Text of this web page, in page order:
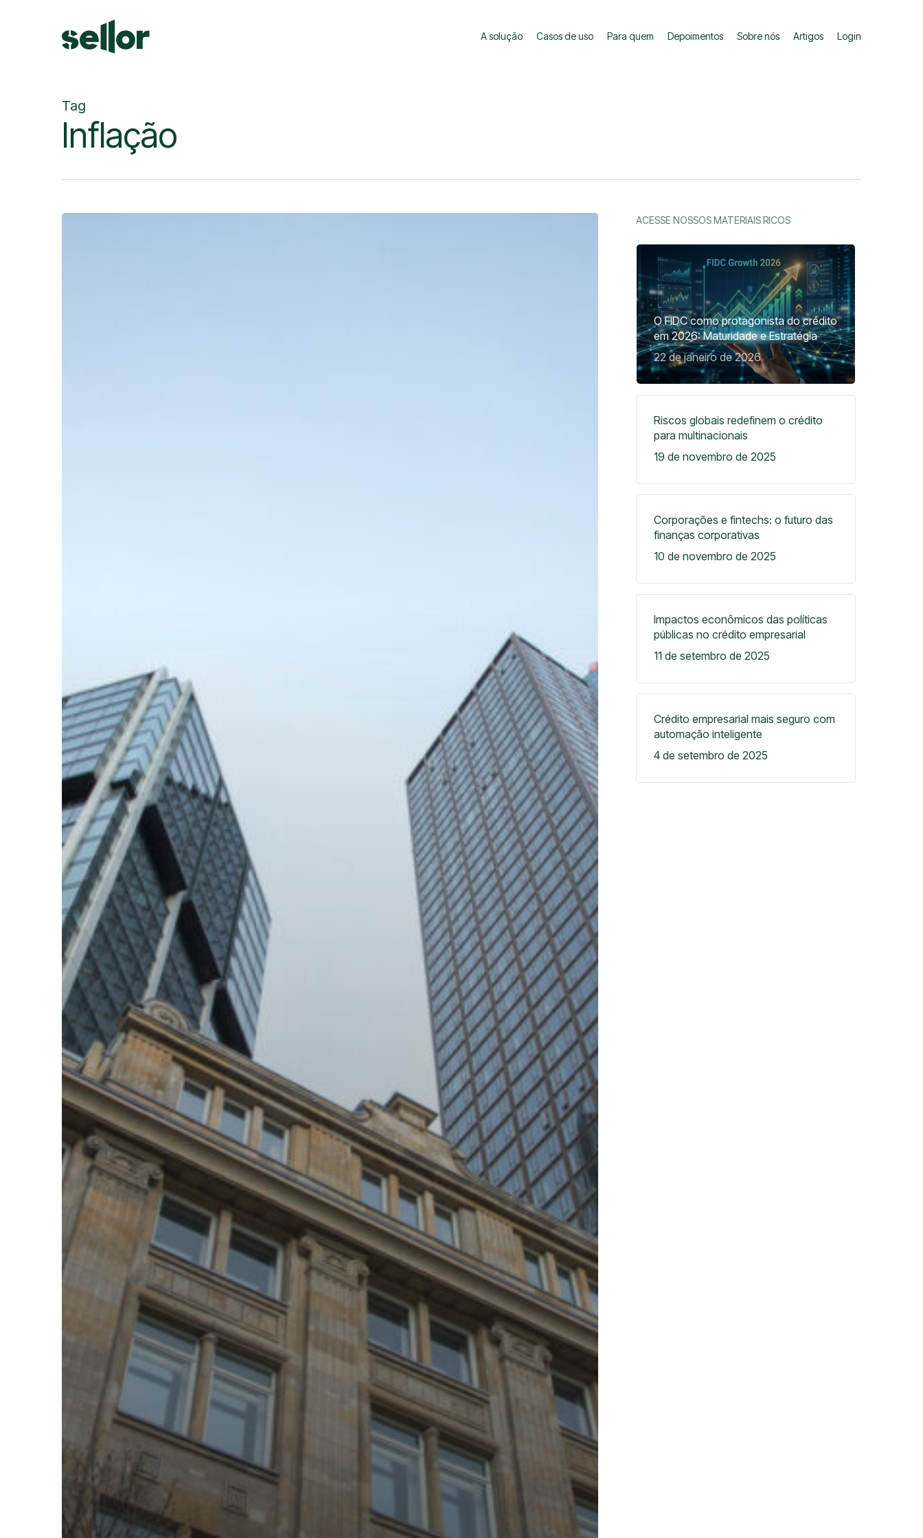
A solução Casos de uso Para quem Depoimentos Sobre nós Artigos Login
Tag
Inflação
ACESSE NOSSOS MATERIAIS RICOS
O FIDC como protagonista do crédito
em 2026: Maturidade e Estratégia
22 de janeiro de 2026
Riscos globais redefinem o crédito
para multinacionais
19 de novembro de 2025
Corporações e fintechs: o futuro das
finanças corporativas
10 de novembro de 2025
Impactos econômicos das políticas
públicas no crédito empresarial
11 de setembro de 2025
Crédito empresarial mais seguro com
automação inteligente
4 de setembro de 2025